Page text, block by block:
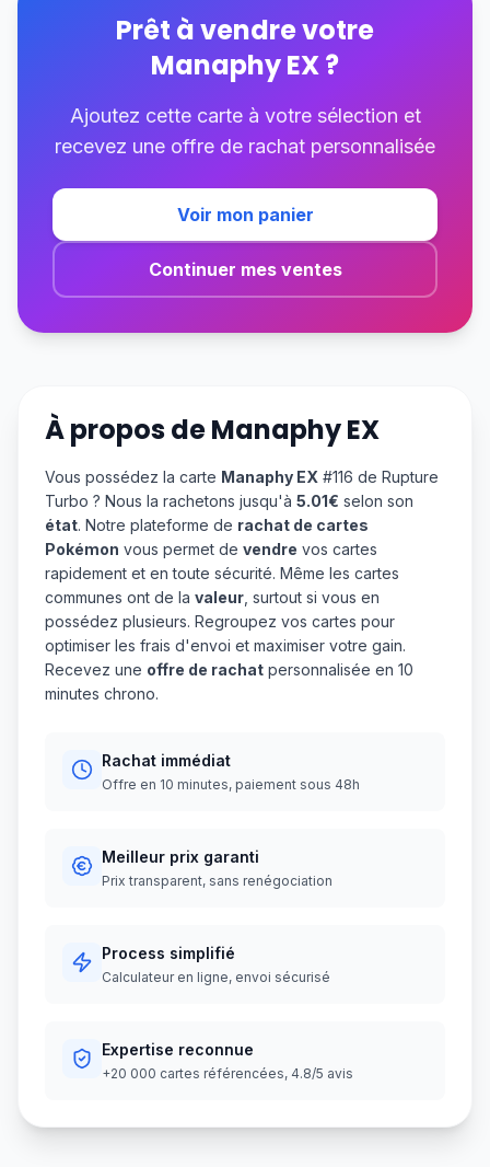
Prêt à vendre votre
Manaphy EX?
Ajoutez cette carte à votre sélection et
recevez une offre de rachat personnalisée
Voir mon panier
Continuer mes ventes
À propos deManaphy EX
Vous possédez la carte Manaphy EX #116 de Rupture
Turbo ? Nous la rachetons jusqu'à 5.01€ selon son
état. Notre plateforme de rachat de cartes
Pokémon vous permet de vendre vos cartes
rapidement et en toute sécurité. Même les cartes
communes ont de la valeur , surtout si vous en
possédez plusieurs. Regroupez vos cartes pour
optimiser les frais d'envoi et maximiser votre gain.
Recevez une offre de rachat personnalisée en 10
minutes chrono.
Rachat immédiat
Offre en 10 minutes, paiement sous 48h
Meilleur prix garanti
Prix transparent, sans renégociation
Process simplifié
Calculateur en ligne, envoi sécurisé
Expertise reconnue
+20 000 cartes référencées, 4.8/5 avis